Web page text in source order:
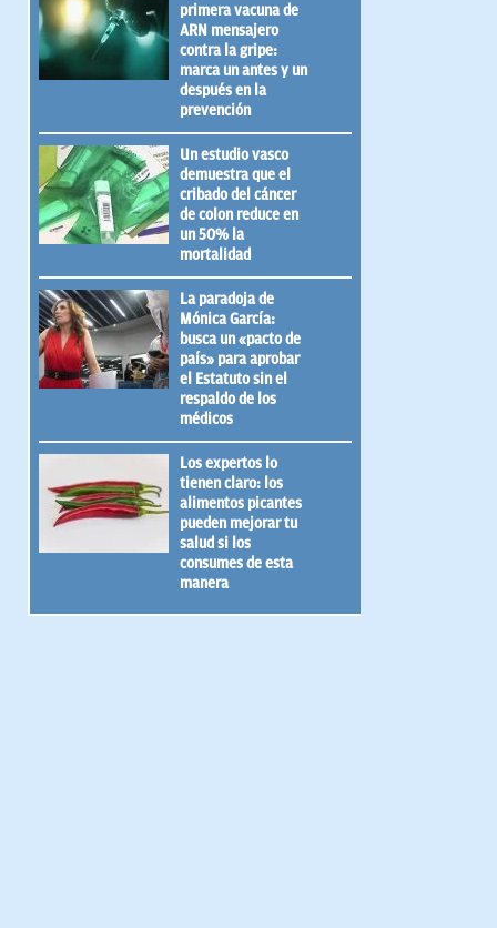
primera vacuna de
ARN mensajero
contra la gripe:
marca un antes y un
después en la
prevención
Un estudio vasco
demuestra que el
cribado del cáncer
de colon reduce en
un 50% la
mortalidad
La paradoja de
Mónica García:
busca un «pacto de
país» para aprobar
el Estatuto sin el
respaldo de los
médicos
Los expertos lo
tienen claro: los
alimentos picantes
pueden mejorar tu
salud si los
consumes de esta
manera